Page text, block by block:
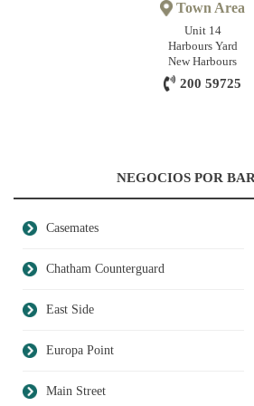
Town Area
Unit 14
Harbours Yard
New Harbours
200 59725
NEGOCIOS POR
Casemates
Chatham Counterguard
East Side
Europa Point
Main Street